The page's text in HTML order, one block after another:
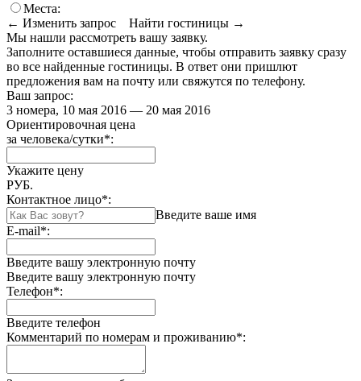
Места:
← Изменить запрос
Найти гостиницы →
Мы нашли рассмотреть вашу заявку.
Заполните оставшиеся данные, чтобы отправить заявку сразу
во все найденные гостиницы. В ответ они пришлют
предложения вам на почту или свяжутся по телефону.
Ваш запрос:
3 номера, 10 мая 2016 — 20 мая 2016
Ориентировочная цена
за человека/сутки*:
Укажите цену
РУБ.
Контактное лицо*:
Введите ваше имя
E-mail*:
Введите вашу электронную почту
Введите вашу электронную почту
Телефон*:
Введите телефон
Комментарий по номерам и проживанию*: